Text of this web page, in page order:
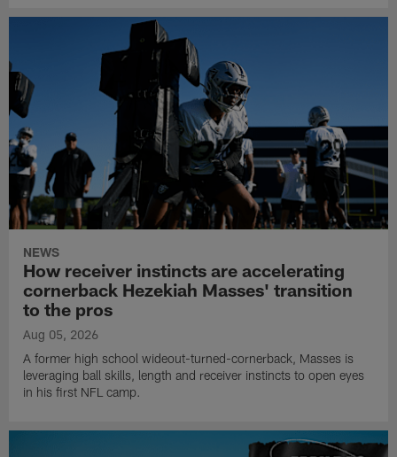
NEWS
How receiver instincts are accelerating
cornerback Hezekiah Masses' transition
to the pros
Aug 05, 2026
A former high school wideout-turned-cornerback, Masses is
leveraging ball skills, length and receiver instincts to open eyes
in his first NFL camp.